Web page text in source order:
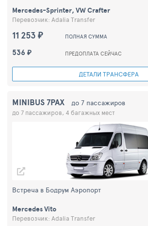
11 253 ₽ ПОЛНАЯ СУММА
536 ₽ ПРЕДОПЛАТА СЕЙЧАС
ДЕТАЛИ ТРАНСФЕРА
Mercedes-Sprinter, VW Crafter
Перевозчик: Adalia Transfer
Встреча в Бодрум Аэропорт
MINIBUS 7PAX до 7 пассажиров
до 7 пассажиров, 4 багажных мест
Mercedes Vito
Перевозчик: Adalia Transfer